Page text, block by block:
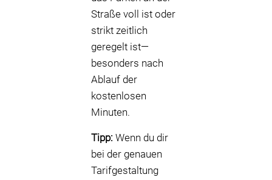
Straße voll ist oder
strikt zeitlich
geregelt ist—
besonders nach
Ablauf der
kostenlosen
Minuten.
Tipp: Wenn du dir
bei der genauen
Tarifgestaltung